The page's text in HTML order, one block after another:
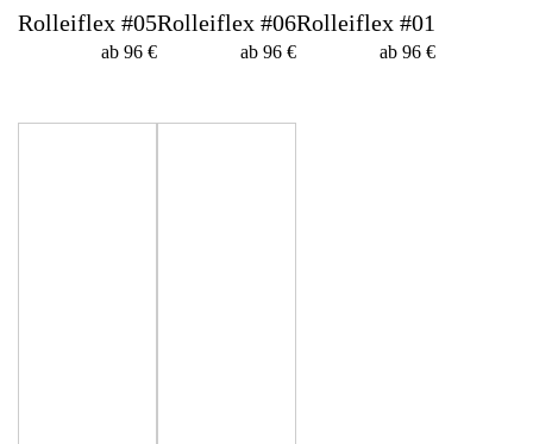
Rolleiflex #05
ab 96 €
Rolleiflex #06
ab 96 €
Rolleiflex #01
ab 96 €